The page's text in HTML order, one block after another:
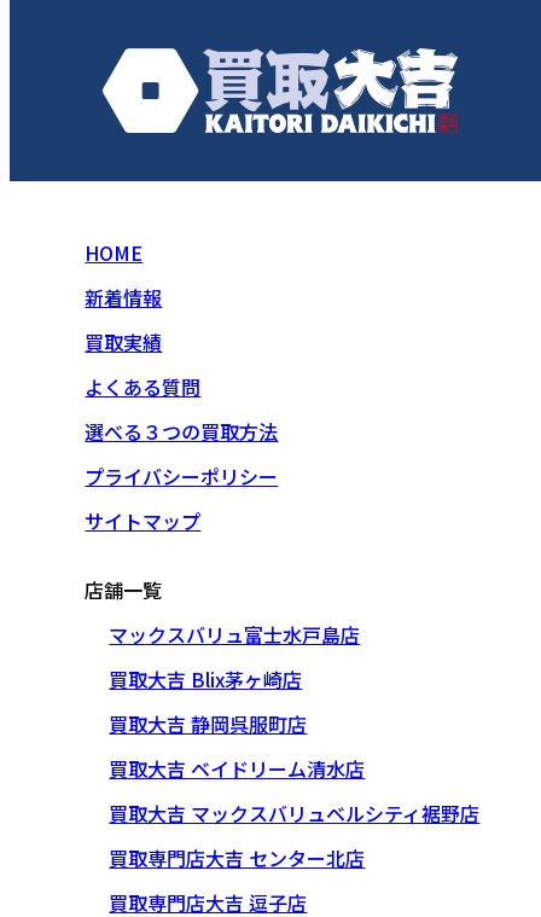
HOME
新着情報
買取実績
よくある質問
選べる３つの買取方法
プライバシーポリシー
サイトマップ
店舗一覧
マックスバリュ富士水戸島店
買取大吉 Blix茅ヶ崎店
買取大吉 静岡呉服町店
買取大吉 ベイドリーム清水店
買取大吉 マックスバリュベルシティ裾野店
買取専門店大吉 センター北店
買取専門店大吉 逗子店